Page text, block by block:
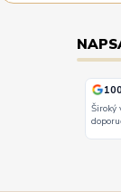
Široký